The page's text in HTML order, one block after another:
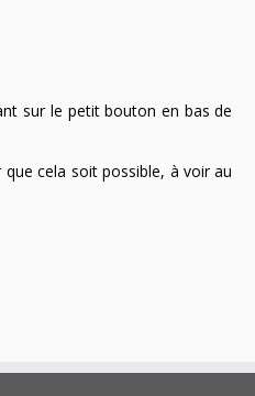
sur le petit bouton en bas de
cela soit possible, à voir au